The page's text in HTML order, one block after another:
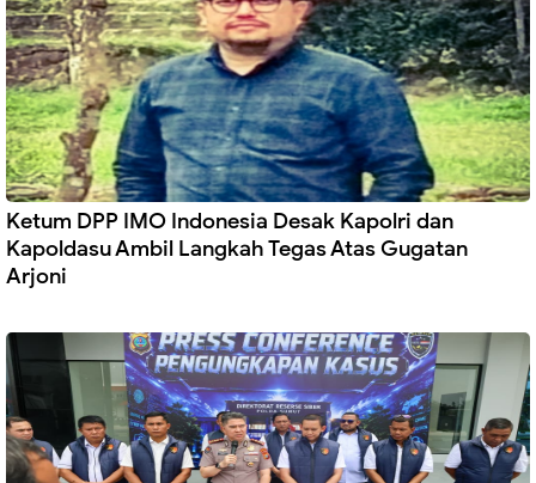
Ketum DPP IMO Indonesia Desak Kapolri dan
Kapoldasu Ambil Langkah Tegas Atas Gugatan
Arjoni